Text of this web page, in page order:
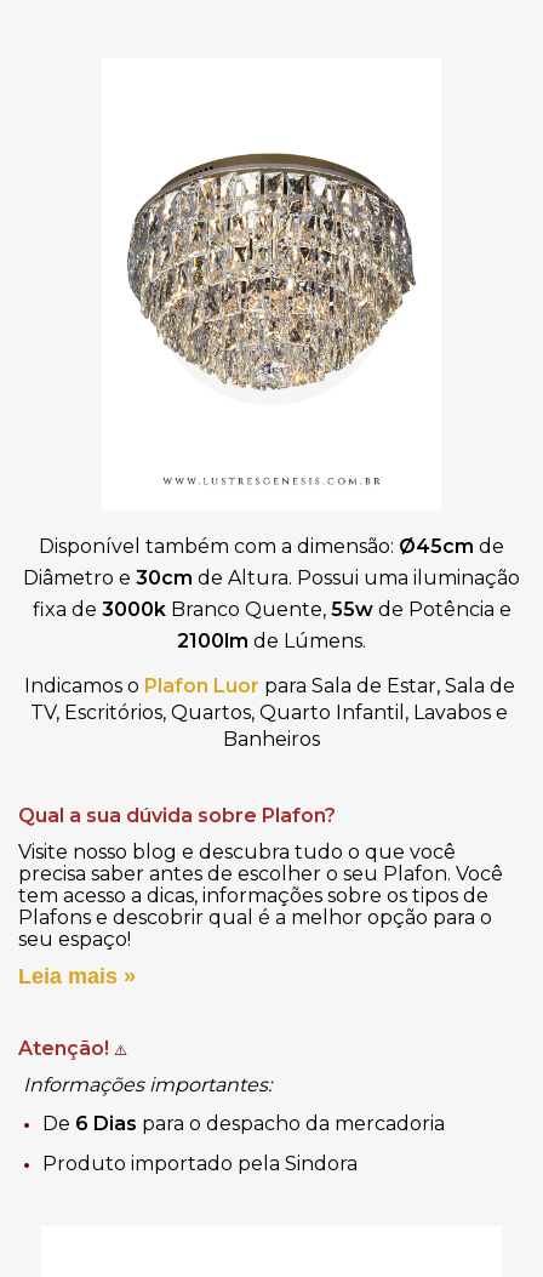
Disponível também com a dimensão: Ø45cm de
Diâmetro e 30cm de Altura. Possui uma iluminação
fixa de 3000kBranco Quente, 55w de Potência e
2100lm de Lúmens.
Indicamos o Plafon Luor para Sala de Estar, Sala de
TV, Escritórios, Quartos, Quarto Infantil, Lavabos e
Banheiros
Qual a sua dúvida sobre Plafon?
Visite nosso blog e descubra tudo o que você
precisa saber antes de escolher o seu Plafon. Você
tem acesso a dicas, informações sobre os tipos de
Plafons e descobrir qual é a melhor opção para o
seu espaço!
Leia mais »
Atenção! ⚠️
Informações importantes:
De 6 Dias para o despacho da mercadoria
Produto importado pela Sindora